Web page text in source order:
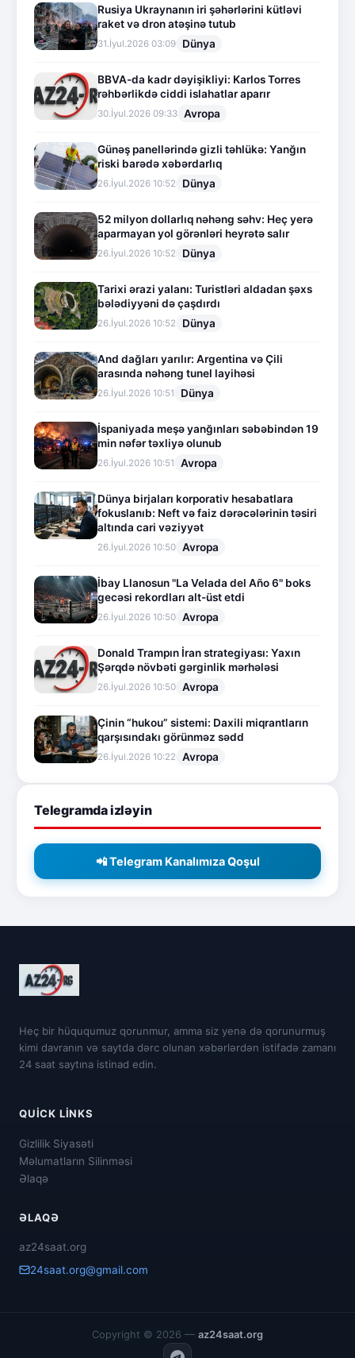
Rusiya Ukraynanın iri şəhərlərini kütləvi
raket və dron atəşinə tutub
31.İyul.2026 03:09 Dünya
BBVA-da kadr dəyişikliyi: Karlos Torres
rəhbərlikdə ciddi islahatlar aparır
30.İyul.2026 09:33 Avropa
Günəş panellərində gizli təhlükə: Yanğın
riski barədə xəbərdarlıq
26.İyul.2026 10:52 Dünya
52 milyon dollarlıq nəhəng səhv: Heç yerə
aparmayan yol görənləri heyrətə salır
26.İyul.2026 10:52 Dünya
Tarixi ərazi yalanı: Turistləri aldadan şəxs
bələdiyyəni də çaşdırdı
26.İyul.2026 10:52 Dünya
And dağları yarılır: Argentina və Çili
arasında nəhəng tunel layihəsi
26.İyul.2026 10:51 Dünya
İspaniyada meşə yanğınları səbəbindən 19
min nəfər təxliyə olunub
26.İyul.2026 10:51 Avropa
Dünya birjaları korporativ hesabatlara
fokuslanıb: Neft və faiz dərəcələrinin təsiri
altında cari vəziyyət
26.İyul.2026 10:50 Avropa
İbay Llanosun "La Velada del Año 6" boks
gecəsi rekordları alt-üst etdi
26.İyul.2026 10:50 Avropa
Donald Trampın İran strategiyası: Yaxın
Şərqdə növbəti gərginlik mərhələsi
26.İyul.2026 10:50 Avropa
Çinin “hukou” sistemi: Daxili miqrantların
qarşısındakı görünməz sədd
26.İyul.2026 10:22 Avropa
Telegramda izləyin
📲 Telegram Kanalımıza Qoşul
Heç bir hüququmuz qorunmur, amma siz yenə də qorunurmuş
kimi davranın və saytda dərc olunan xəbərlərdən istifadə zamanı
24 saat saytına istinad edin.
QUICK LINKS
Gizlilik Siyasəti
Məlumatların Silinməsi
Əlaqə
ƏLAQƏ
az24saat.org
24saat.org@gmail.com
Copyright © 2026 — az24saat.org